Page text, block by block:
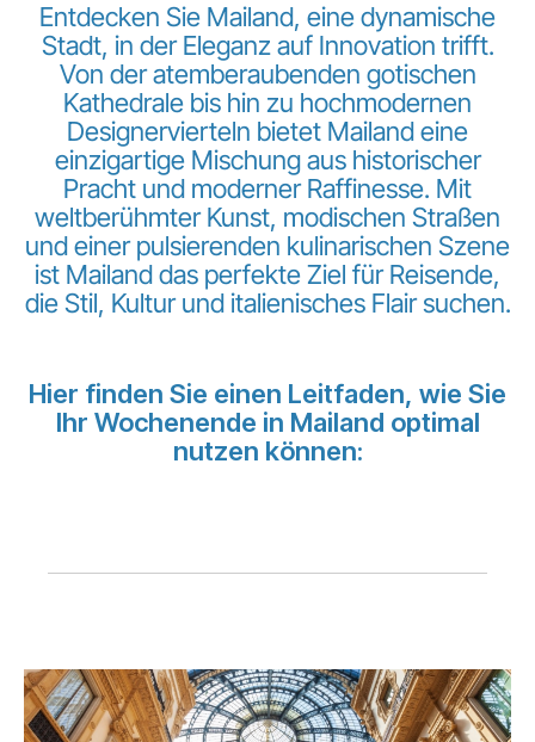
LuxairGroup
Karriere bei LuxairGroup
Entdecken Sie Mailand, eine dynamische
Stadt, in der Eleganz auf Innovation trifft.
Von der atemberaubenden gotischen
Kathedrale bis hin zu hochmodernen
Designervierteln bietet Mailand eine
einzigartige Mischung aus historischer
Pracht und moderner Raffinesse. Mit
weltberühmter Kunst, modischen Straßen
und einer pulsierenden kulinarischen Szene
ist Mailand das perfekte Ziel für Reisende,
die Stil, Kultur und italienisches Flair suchen.
Hier finden Sie einen Leitfaden, wie Sie
Ihr Wochenende in Mailand optimal
nutzen können: